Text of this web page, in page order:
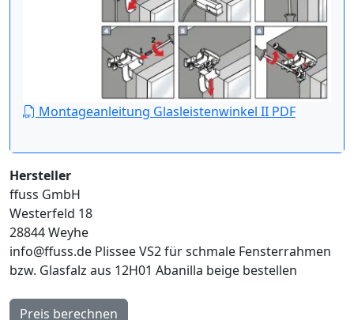
Montageanleitung Glasleistenwinkel II PDF
Hersteller
ffuss GmbH
Westerfeld 18
28844 Weyhe
info@ffuss.de Plissee VS2 für schmale Fensterrahmen
bzw. Glasfalz aus 12H01 Abanilla beige bestellen
Preis berechnen